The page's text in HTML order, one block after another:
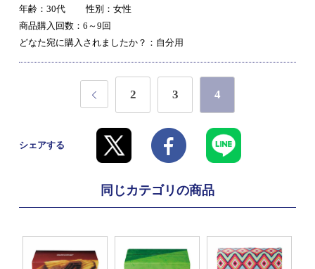
年齢：30代
性別：女性
商品購入回数：6～9回
どなた宛に購入されましたか？：自分用
2 3 4
シェアする
同じカテゴリの商品